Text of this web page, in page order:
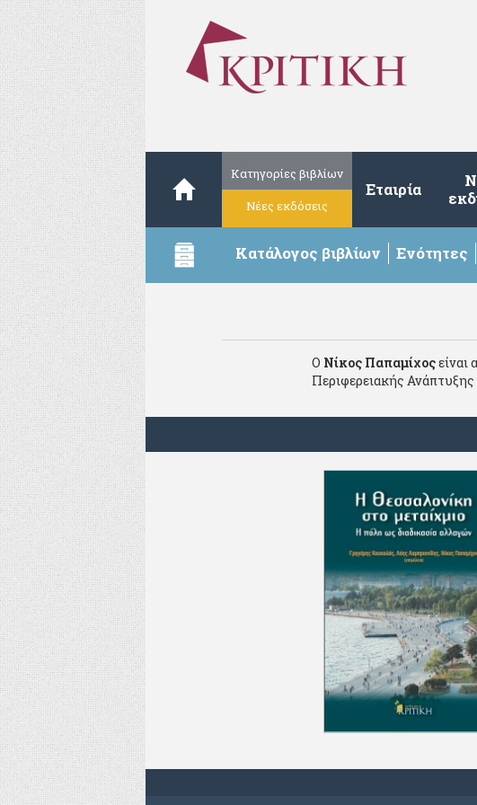
Κατηγορίες βιβλίων
Νέες εκδόσεις
Εταιρία
Κατάλογος βιβλίων Ενότητες
Ο Νίκος Παπαμίχος
Περιφερειακής